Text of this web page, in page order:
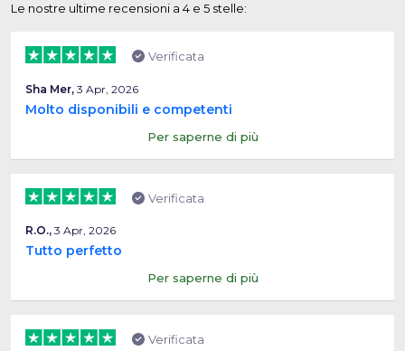
Le nostre ultime recensioni a 4 e 5 stelle:
Verificata
Sha Mer, 3 Apr, 2026
Molto disponibili e competenti
Per saperne di più
Verificata
R.O., 3 Apr, 2026
Tutto perfetto
Per saperne di più
Verificata